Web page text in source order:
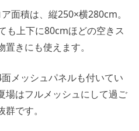
面積は、縦250×横280cm。
も上下に80cmほどの空きス
きにも使えます。
メッシュパネルも付いてい
はフルメッシュにして過ご
です。